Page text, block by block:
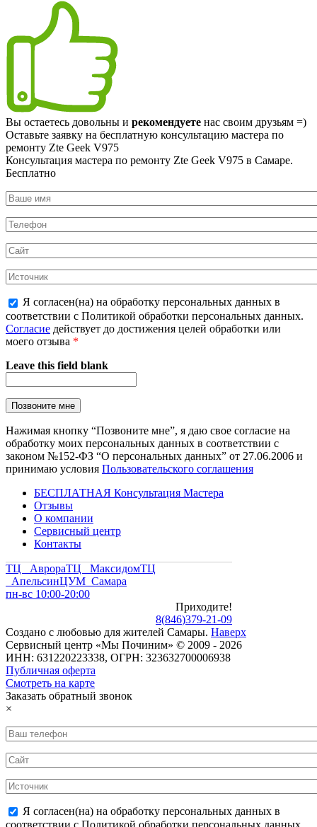
Вы остаетесь довольны и рекомендуете нас своим друзьям =)
Оставьте заявку на бесплатную консультацию мастера по
ремонту Zte Geek V975
Консультация мастера по ремонту Zte Geek V975 в Самаре.
Бесплатно
Я согласен(на) на обработку персональных данных в
соответствии с Политикой обработки персональных данных.
Согласие действует до достижения целей обработки или
моего отзыва *
Leave this field blank
Нажимая кнопку “Позвоните мне”, я даю свое согласие на
обработку моих персональных данных в соответствии с
законом №152-ФЗ “О персональных данных” от 27.06.2006 и
принимаю условия Пользовательского соглашения
БЕСПЛАТНАЯ Консультация Мастера
Отзывы
О компании
Сервисный центр
Контакты
ТЦ АврораТЦ МаксидомТЦ
АпельсинЦУМ Самара
пн-вс 10:00-20:00
Приходите!
8(846)379-21-09
Создано с любовью для жителей Самары. Наверх
Сервисный центр «Мы Починим» © 2009 - 2026
ИНН: 631220223338, ОГРН: 323632700006938
Публичная оферта
Смотреть на карте
Заказать обратный звонок
×
Я согласен(на) на обработку персональных данных в